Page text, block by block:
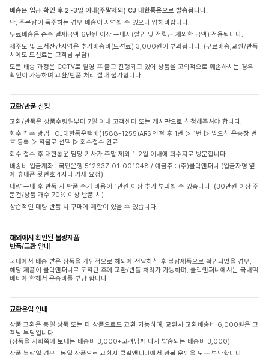
배송은 입금 확인 후 2~3일 이내(주말제외) CJ 대한통운으로 발송됩니다.
단, 주문량이 폭주하는 경우 배송이 지연될 수 있으니 양해바랍니다.
무료배송은 순수 결제금액 6만원 이상 구매시(할인 및 적립금 제외한 금액) 적용됩니다.
제주도 및 도서산간지역은 추가배송비(도선료) 3,000원이 부과됩니다. (무료배송,교환/반품
시에도 도선료는 고객님 부담)
모든 배송 과정은 CCTV로 촬영 후 출고 진행되고 있어 상품을 고의적으로 훼손하시는 경우
확인이 가능하며 교환/반품 처리 절대 불가합니다.
교환/반품 신청
교환/반품은 상품수령일부터 7일 이내 고객센터 또는 게시판으로 신청해주셔야 합니다.
회수 접수 방법 : CJ대한통운택배(1588-1255)ARS 연결 후 1번 ▷ 1번 ▷ 받으신 운송장 번
호 등록 ▷ 착불로 선택 ▷ 회수접수 완료
회수 접수 후 대한통운 담당 기사가 주말 제외 1-2일 이내에 회수지로 방문합니다.
배송비 입금계좌 : 국민은행 512637-01-001048 / 예금주 : (주)클릭앤퍼니 (입금자명 옆
에 휴대폰 뒷번호 4자리 기재 요청)
대량 구매 후 반품 시 반품 수거 비용이 1만원 이상 추가 부과될 수 있습니다. (30만원 이상 주
문건/상품 개수 70% 이상 반품 시)
상습적인 대량 반품 시 구매에 제한이 있을 수 있습니다.
해외에서 확인된 불량제품
반품/교환 안내
국내에서 배송 받은 상품을 개인적으로 해외에 전달하신 후 불량제품으로 확인되었을 경우,
해당 제품이 클릭앤퍼니로 도착된 후에 교환/반품 처리가 가능하며, 클릭앤퍼니에서는 국내택
배비에 한해서 운송비를 부담 합니다
교환운임 안내
상품 교환은 동일 상품 또는 타 상품으로도 교환 가능하며, 교환시 교환배송비 6,000원은 고
객님 부담입니다.
(상품을 저희쪽에 보내는 배송비 3,000+고객님께 다시 발송되는 배송비 3,000)
상품 불량일 경우 : 동일 상품으로 교환시 클릭앤퍼니에서 왕복 운임을 모두 부담합니다.